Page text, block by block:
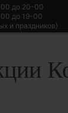
до 20-00
до 19-00
и праздников)